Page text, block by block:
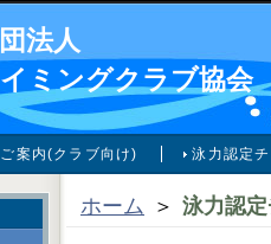
法人
ミングクラブ協会
案内(クラブ向け) 泳力認定
ホーム ＞ 泳力認